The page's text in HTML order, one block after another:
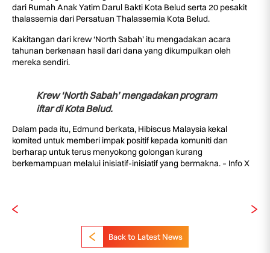
dari Rumah Anak Yatim Darul Bakti Kota Belud serta 20 pesakit
thalassemia dari Persatuan Thalassemia Kota Belud.
Kakitangan dari krew ‘North Sabah’ itu mengadakan acara
tahunan berkenaan hasil dari dana yang dikumpulkan oleh
mereka sendiri.
Krew ‘North Sabah’ mengadakan program
iftar di Kota Belud.
Dalam pada itu, Edmund berkata, Hibiscus Malaysia kekal
komited untuk memberi impak positif kepada komuniti dan
berharap untuk terus menyokong golongan kurang
berkemampuan melalui inisiatif-inisiatif yang bermakna. – Info X
Back to Latest News